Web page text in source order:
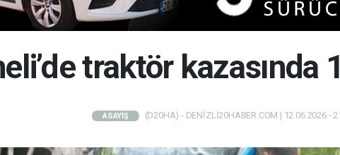
traktör kazasında
ASAYİŞ (D20HA) - DENİZLİ20HABER.COM | 12.06.2026 -